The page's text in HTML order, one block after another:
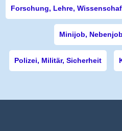
Forschung, Lehre,
Minijob,
Polizei, Militär, Sicherheit